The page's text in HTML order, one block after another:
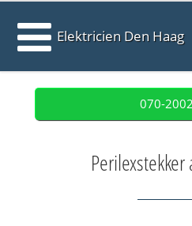
Elektricien Den Haag
070-